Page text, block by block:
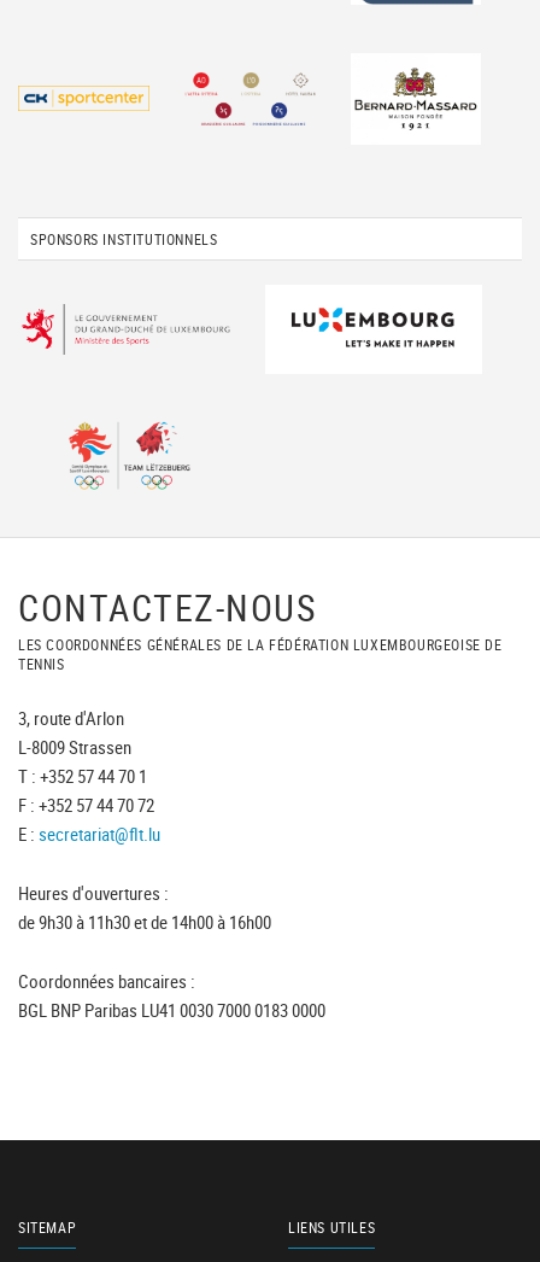
SPONSORS INSTITUTIONNELS
CONTACTEZ-NOUS
LES COORDONNÉES GÉNÉRALES DE LA FÉDÉRATION LUXEMBOURGEOISE DE
TENNIS
3, route d'Arlon
L-8009 Strassen
T : +352 57 44 70 1
F : +352 57 44 70 72
E : secretariat@flt.lu
Heures d'ouvertures :
de 9h30 à 11h30 et de 14h00 à 16h00
Coordonnées bancaires :
BGL BNP Paribas LU41 0030 7000 0183 0000
SITEMAP LIENS UTILES